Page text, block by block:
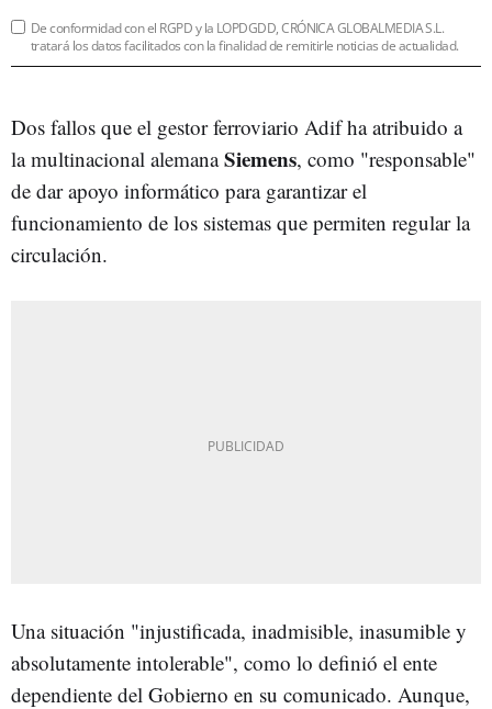
De conformidad con el RGPD y la LOPDGDD, CRÓNICA GLOBALMEDIA S.L.
tratará los datos facilitados con la finalidad de remitirle noticias de actualidad.
Dos fallos que el gestor ferroviario Adif ha atribuido a
la multinacional alemanaSiemens, como "responsable"
de dar apoyo informático para garantizar el
funcionamiento de los sistemas que permiten regular la
circulación.
Una situación "injustificada, inadmisible, inasumible y
absolutamente intolerable", como lo definió el ente
dependiente del Gobierno en su comunicado. Aunque,